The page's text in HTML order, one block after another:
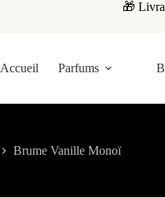
🎁
Accueil Parfums
Brume Vanille Monoï